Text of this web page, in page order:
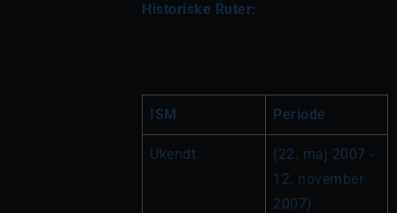
Historiske Ruter:
ISM Periode
Ukendt
(22. maj 2007 -
12. november
2007)